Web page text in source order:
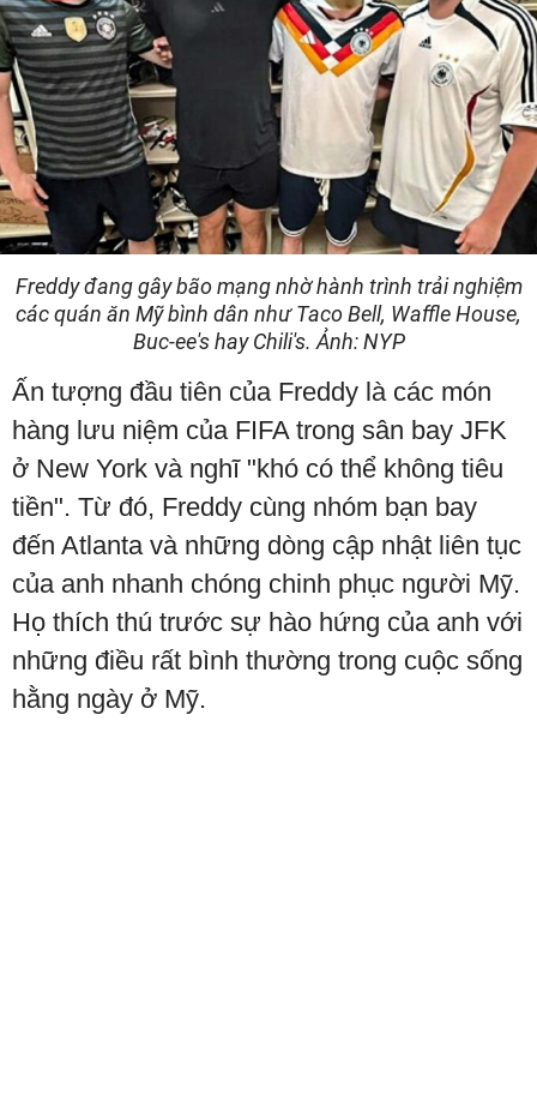
Freddy đang gây bão mạng nhờ hành trình trải nghiệm
các quán ăn Mỹ bình dân như Taco Bell, Waffle House,
Buc-ee's hay Chili's. Ảnh: NYP
Ấn tượng đầu tiên của Freddy là các món
hàng lưu niệm của FIFA trong sân bay JFK
ở New York và nghĩ "khó có thể không tiêu
tiền". Từ đó, Freddy cùng nhóm bạn bay
đến Atlanta và những dòng cập nhật liên tục
của anh nhanh chóng chinh phục người Mỹ.
Họ thích thú trước sự hào hứng của anh với
những điều rất bình thường trong cuộc sống
hằng ngày ở Mỹ.